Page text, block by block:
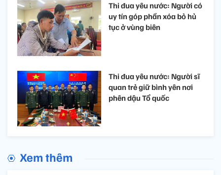
Thi đua yêu nước: Người có
uy tín góp phần xóa bỏ hủ
tục ở vùng biên
Thi đua yêu nước: Người sĩ
quan trẻ giữ bình yên nơi
phên dậu Tổ quốc
Xem thêm